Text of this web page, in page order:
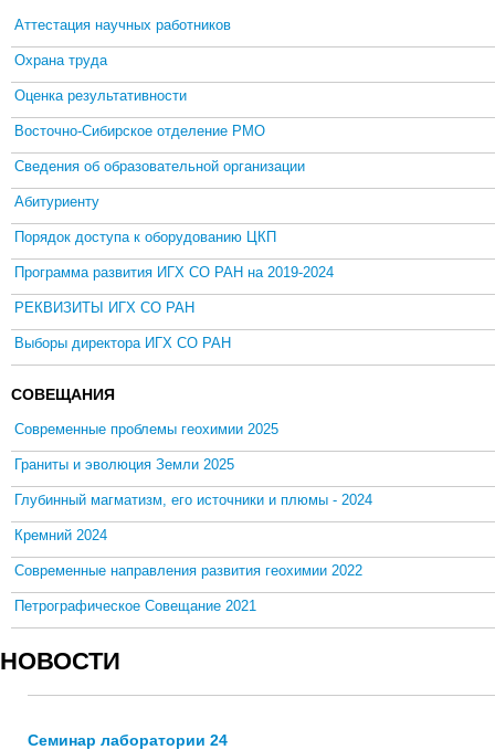
Аттестация научных работников
Охрана труда
Оценка результативности
Восточно-Сибирское отделение РМО
Сведения об образовательной организации
Абитуриенту
Порядок доступа к оборудованию ЦКП
Программа развития ИГХ СО РАН на 2019-2024
РЕКВИЗИТЫ ИГХ СО РАН
Выборы директора ИГХ СО РАН
СОВЕЩАНИЯ
Современные проблемы геохимии 2025
Граниты и эволюция Земли 2025
Глубинный магматизм, его источники и плюмы - 2024
Кремний 2024
Современные направления развития геохимии 2022
Петрографическое Совещание 2021
НОВОСТИ
Семинар лаборатории 24